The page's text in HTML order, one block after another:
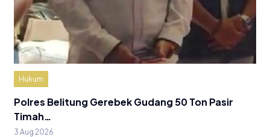
Hukum
Polres Belitung Gerebek Gudang 50 Ton Pasir
Timah…
3 Aug 2026